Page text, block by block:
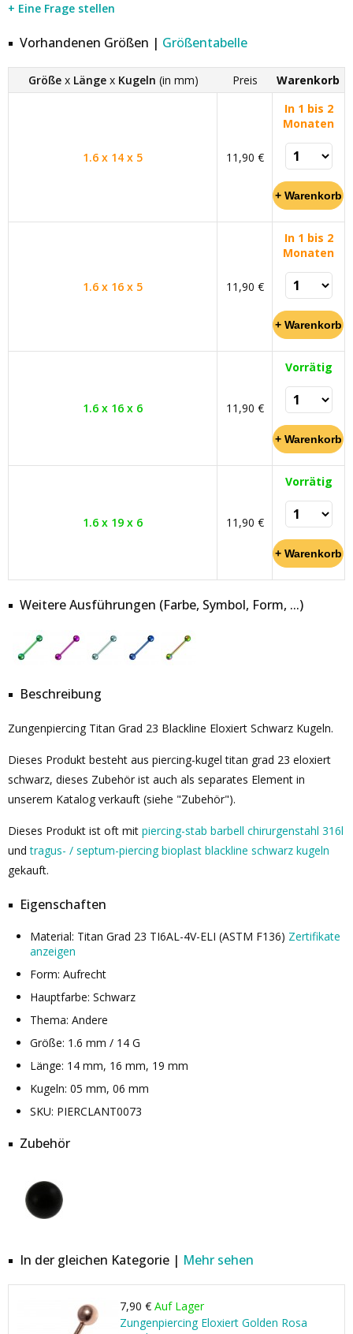
+ Eine Frage stellen
Vorhandenen Größen | Größentabelle
Größe x Länge x Kugeln (in mm) Preis Warenkorb
1.6 x 14 x 5 11,90 €
In 1 bis 2
Monaten
1.6 x 16 x 5 11,90 €
In 1 bis 2
Monaten
1.6 x 16 x 6 11,90 €
Vorrätig
1.6 x 19 x 6 11,90 €
Vorrätig
Weitere Ausführungen (Farbe, Symbol, Form, ...)
Beschreibung
Zungenpiercing Titan Grad 23 Blackline Eloxiert Schwarz Kugeln.
Dieses Produkt besteht aus piercing-kugel titan grad 23 eloxiert
schwarz, dieses Zubehör ist auch als separates Element in
unserem Katalog verkauft (siehe "Zubehör").
Dieses Produkt ist oft mit piercing-stab barbell chirurgenstahl 316l
undtragus- / septum-piercing bioplast blackline schwarz kugeln
gekauft.
Eigenschaften
Material: Titan Grad 23 TI6AL-4V-ELI (ASTM F136) Zertifikate
anzeigen
Form: Aufrecht
Hauptfarbe: Schwarz
Thema: Andere
Größe: 1.6 mm / 14 G
Länge: 14 mm, 16 mm, 19 mm
Kugeln: 05 mm, 06 mm
SKU: PIERCLANT0073
Zubehör
In der gleichen Kategorie | Mehr sehen
7,90 € Auf Lager
Zungenpiercing Eloxiert Golden Rosa